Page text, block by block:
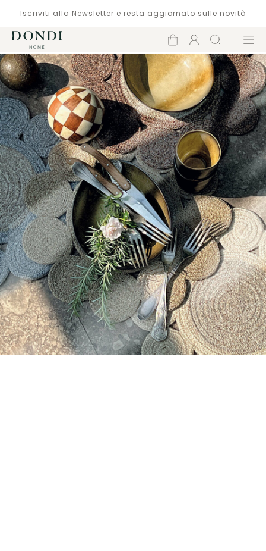
Iscriviti alla Newsletter e resta aggiornato sulle novità
Carrello
Account
Cerca Menù